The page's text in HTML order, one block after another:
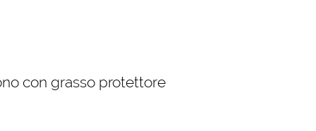
con grasso protettore